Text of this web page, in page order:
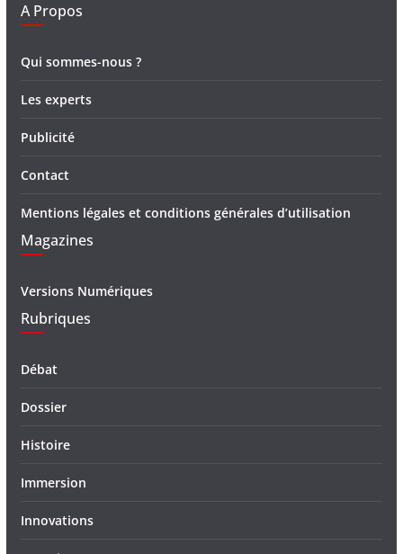
A Propos
Qui sommes-nous ?
Les experts
Publicité
Contact
Mentions légales et conditions générales d’utilisation
Magazines
Versions Numériques
Rubriques
Débat
Dossier
Histoire
Immersion
Innovations